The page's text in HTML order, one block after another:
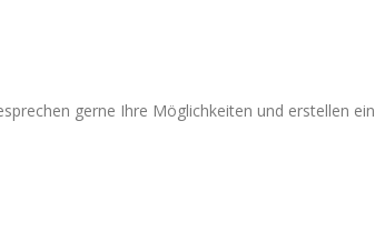
gerne Ihre Möglichkeiten und erstellen ein